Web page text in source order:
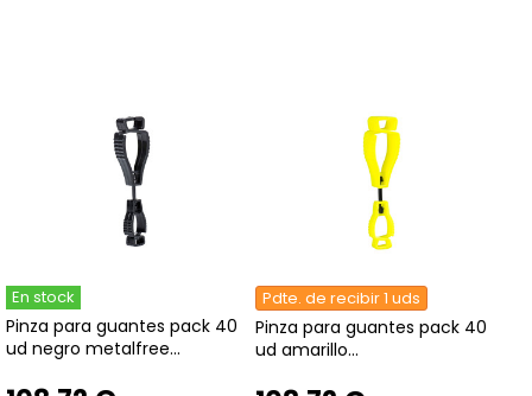
En stock
Pinza para guantes pack 40
ud negro metalfree...
Pdte. de recibir 1 uds
Pinza para guantes pack 40
ud amarillo...